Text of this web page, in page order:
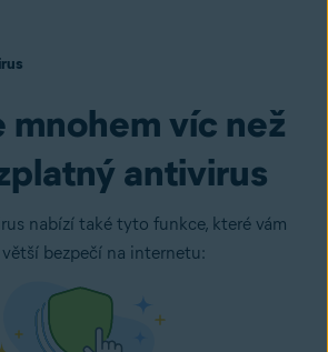
mnohem víc než
antivirus
nabízí také tyto funkce, které vám
bezpečí na internetu: